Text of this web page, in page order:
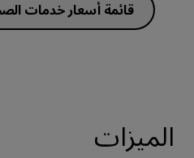
قائمة أسعار خدمات
ع سوينو
الميزات